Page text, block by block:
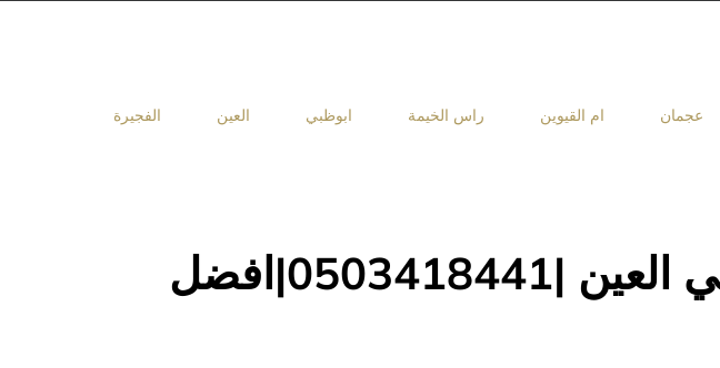
عجمان ام القيوين راس الخيمة ابوظبي العين الفجيرة
شركة دهانات في العين |0503418441|افضل